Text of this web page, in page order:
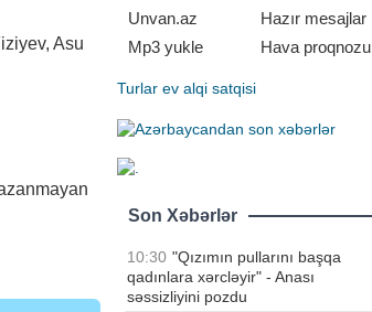
Asu
Unvan.az
Hazır mesajlar
Mp3 yukle
Hava proqnozu
Turlar ev alqi satqisi
Son Xəbərlər
10:30 "Qızımın pullarını başqa
qadınlara xərcləyir" - Anası
səssizliyini pozdu